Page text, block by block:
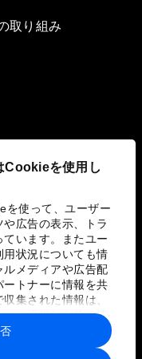
Cookieを使用し
を使って、ユーザー
広告の表示、トラ
います。またユー
状況についても情
メディアや広告配
トナーに情報を共
集された情報は、
ーに提供した他の情
ビスを使用した際
み合わされ、各パー
取り組み